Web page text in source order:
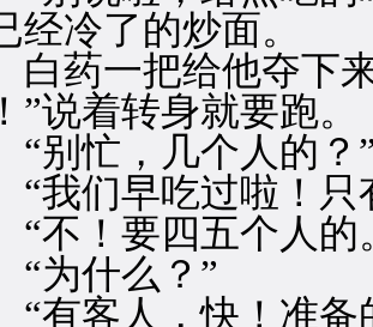
经冷了的炒面。
一把给他夺下来
”说着转身就要跑。
忙，几个人的？
们早吃过啦！只
！要四五个人的
什么？”
客人，快！准备